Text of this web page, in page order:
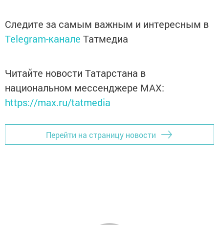
Следите за самым важным и интересным в
Telegram-канале Татмедиа
Читайте новости Татарстана в
национальном мессенджере MАХ:
https://max.ru/tatmedia
Перейти на страницу новости